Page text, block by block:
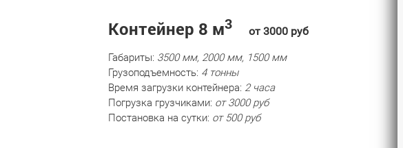
Контейнер 8 м3 от 3000 руб
Габариты: 3500 мм, 2000 мм, 1500 мм
Грузоподъемность: 4 тонны
Время загрузки контейнера: 2 часа
Погрузка грузчиками: от 3000 руб
Постановка на сутки: от 500 руб